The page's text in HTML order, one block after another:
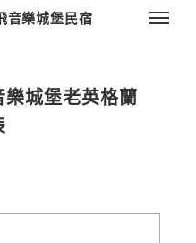
音樂城堡民宿
樂城堡老英格蘭